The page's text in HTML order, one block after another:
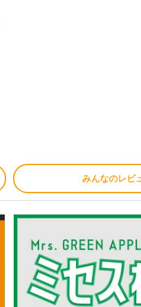
みんなのレビ